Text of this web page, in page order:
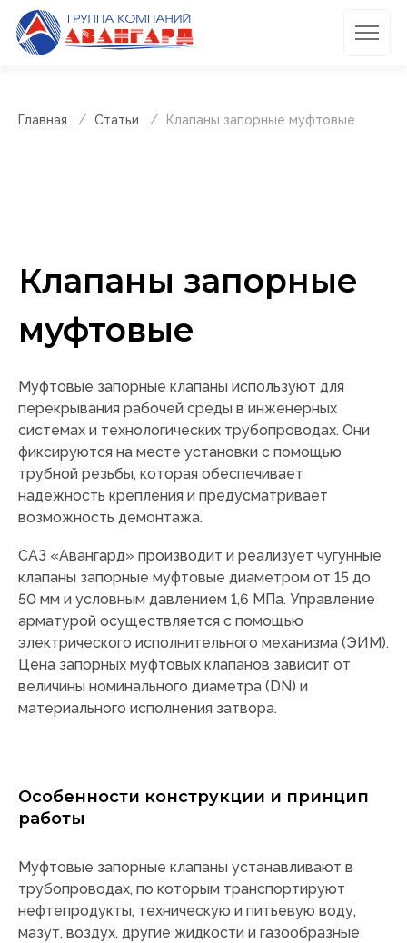
Главная Статьи Клапаны запорные муфтовые
Клапаны запорные
муфтовые
Муфтовые запорные клапаны используют для
перекрывания рабочей среды в инженерных
системах и технологических трубопроводах. Они
фиксируются на месте установки с помощью
трубной резьбы, которая обеспечивает
надежность крепления и предусматривает
возможность демонтажа.
САЗ «Авангард» производит и реализует чугунные
клапаны запорные муфтовые диаметром от 15 до
50 мм и условным давлением 1,6 МПа. Управление
арматурой осуществляется с помощью
электрического исполнительного механизма (ЭИМ).
Цена запорных муфтовых клапанов зависит от
величины номинального диаметра (DN) и
материального исполнения затвора.
Особенности конструкции и принцип
работы
Муфтовые запорные клапаны устанавливают в
трубопроводах, по которым транспортируют
нефтепродукты, техническую и питьевую воду,
мазут, воздух, другие жидкости и газообразные